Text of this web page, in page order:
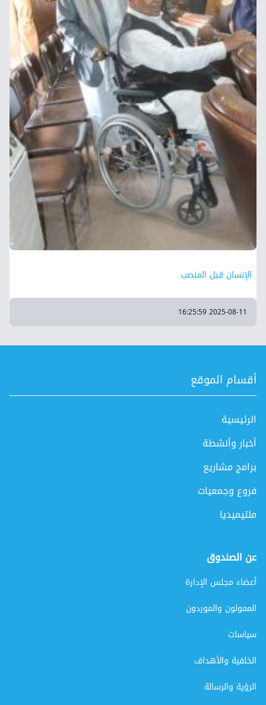
الإنسان قبل المنصب
2025-08-11 16:25:59
أقسام الموقع
الرئيسية
أخبار وأنشطة
برامج مشاريع
فروع وجمعيات
ملتيميديا
عن الصندوق
أعضاء مجلس الإدارة
الممولون والموردون
سياسات
الخلفية والأهداف
الرؤية والرسالة